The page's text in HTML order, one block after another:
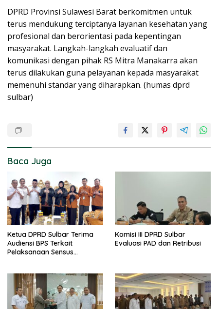
DPRD Provinsi Sulawesi Barat berkomitmen untuk
terus mendukung terciptanya layanan kesehatan yang
profesional dan berorientasi pada kepentingan
masyarakat. Langkah-langkah evaluatif dan
komunikasi dengan pihak RS Mitra Manakarra akan
terus dilakukan guna pelayanan kepada masyarakat
memenuhi standar yang diharapkan. (humas dprd
sulbar)
Baca Juga
Ketua DPRD Sulbar Terima
Audiensi BPS Terkait
Pelaksanaan Sensus
Komisi III DPRD Sulbar
Evaluasi PAD dan Retribusi